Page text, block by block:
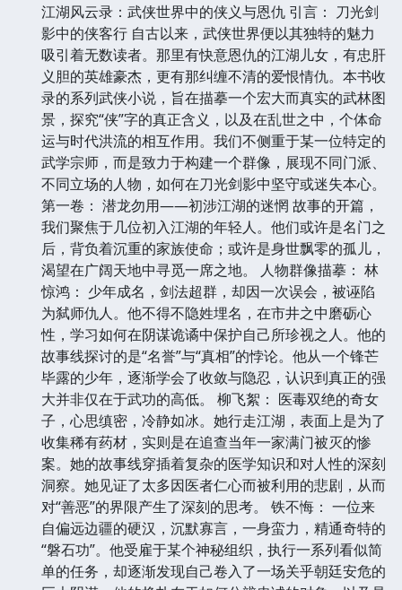
江湖风云录：武侠世界中的侠义与恩仇 引言： 刀光剑
影中的侠客行 自古以来，武侠世界便以其独特的魅力
吸引着无数读者。那里有快意恩仇的江湖儿女，有忠肝
义胆的英雄豪杰，更有那纠缠不清的爱恨情仇。本书收
录的系列武侠小说，旨在描摹一个宏大而真实的武林图
景，探究“侠”字的真正含义，以及在乱世之中，个体命
运与时代洪流的相互作用。我们不侧重于某一位特定的
武学宗师，而是致力于构建一个群像，展现不同门派、
不同立场的人物，如何在刀光剑影中坚守或迷失本心。
第一卷： 潜龙勿用——初涉江湖的迷惘 故事的开篇，
我们聚焦于几位初入江湖的年轻人。他们或许是名门之
后，背负着沉重的家族使命；或许是身世飘零的孤儿，
渴望在广阔天地中寻觅一席之地。 人物群像描摹： 林
惊鸿： 少年成名，剑法超群，却因一次误会，被诬陷
为弑师仇人。他不得不隐姓埋名，在市井之中磨砺心
性，学习如何在阴谋诡谲中保护自己所珍视之人。他的
故事线探讨的是“名誉”与“真相”的悖论。他从一个锋芒
毕露的少年，逐渐学会了收敛与隐忍，认识到真正的强
大并非仅在于武功的高低。 柳飞絮： 医毒双绝的奇女
子，心思缜密，冷静如冰。她行走江湖，表面上是为了
收集稀有药材，实则是在追查当年一家满门被灭的惨
案。她的故事线穿插着复杂的医学知识和对人性的深刻
洞察。她见证了太多因医者仁心而被利用的悲剧，从而
对“善恶”的界限产生了深刻的思考。 铁不悔： 一位来
自偏远边疆的硬汉，沉默寡言，一身蛮力，精通奇特的
“磐石功”。他受雇于某个神秘组织，执行一系列看似简
单的任务，却逐渐发现自己卷入了一场关乎朝廷安危的